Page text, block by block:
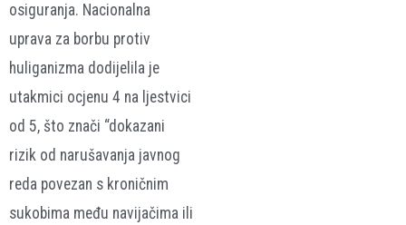
osiguranja. Nacionalna
uprava za borbu protiv
huliganizma dodijelila je
utakmici ocjenu 4 na ljestvici
od 5, što znači “dokazani
rizik od narušavanja javnog
reda povezan s kroničnim
sukobima među navijačima ili